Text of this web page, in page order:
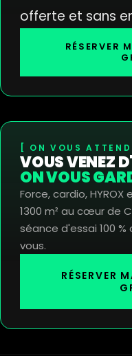
offerte et sans
RÉSERVER
ON VOUS ATTEND
VOUS VENEZ
ON VOUS
Force, cardio,
1300 m² au cœur de
séance d'essai 100
vous.
RÉSERVER